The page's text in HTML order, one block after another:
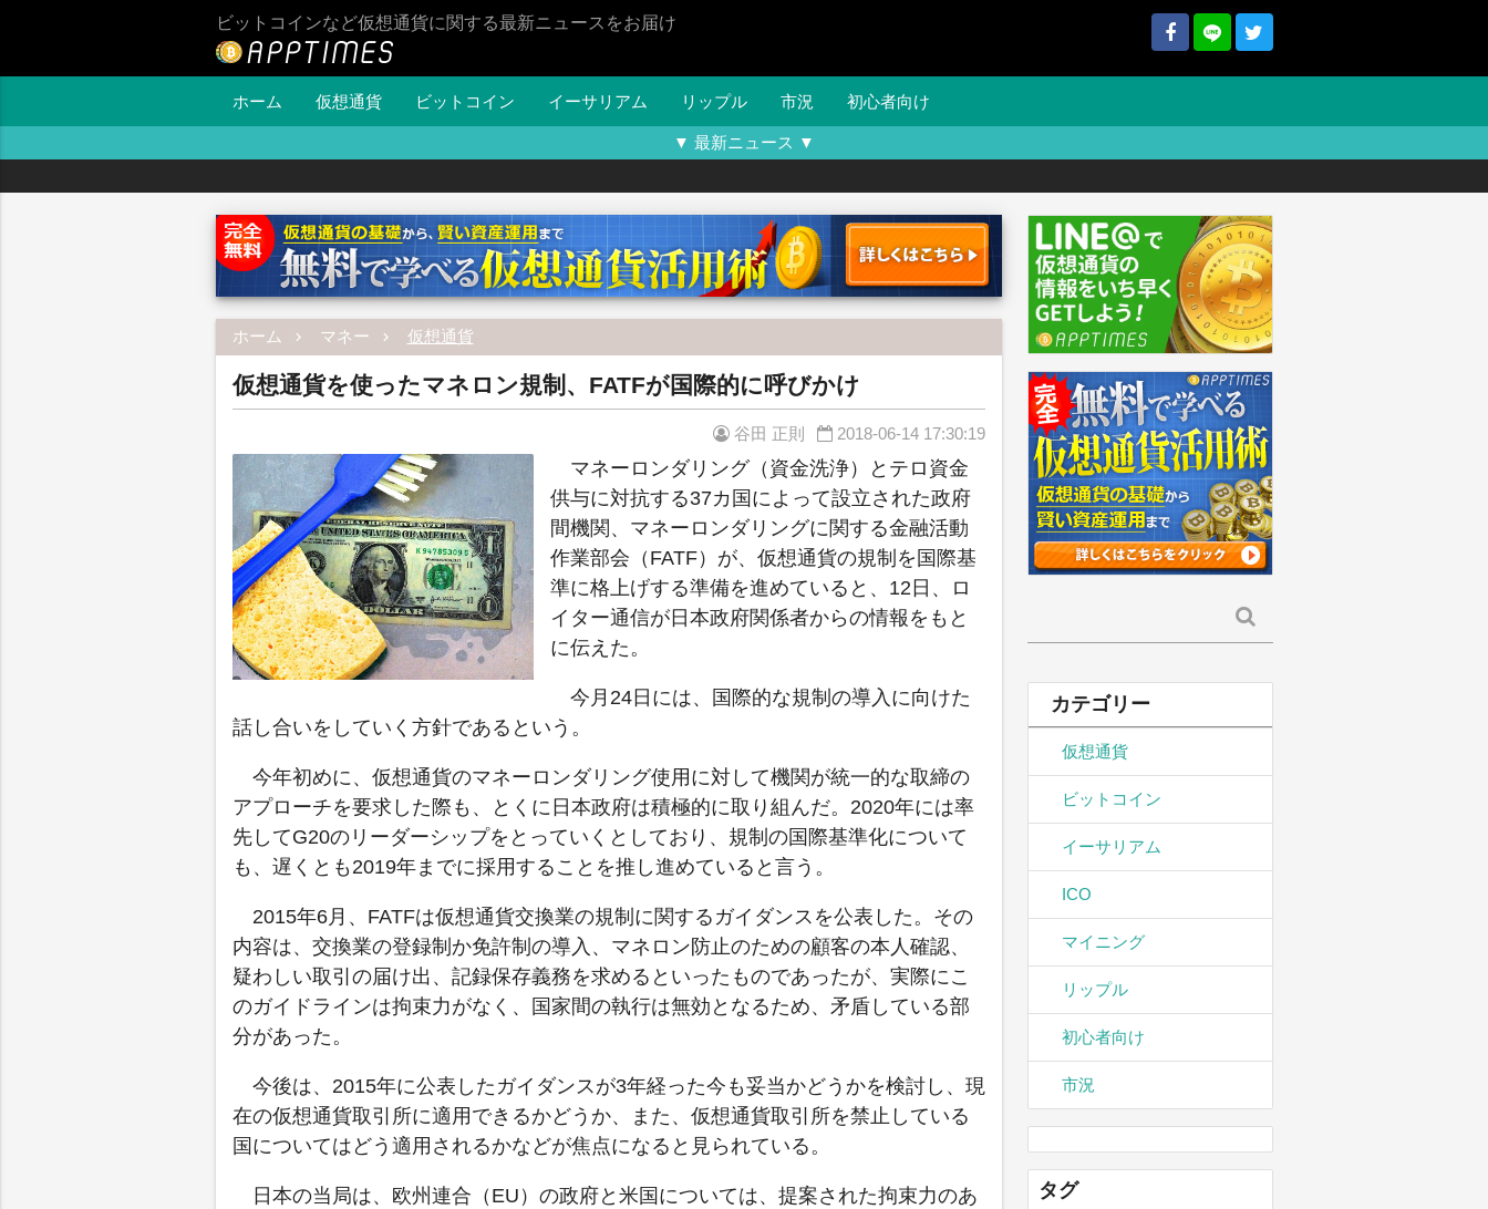
ビットコインなど仮想通貨に関する最新ニュースをお届け
ホーム 仮想通貨 ビットコイン イーサリアム リップル 市況 初心者向け
▼ 最新ニュース ▼
ホーム マネー 仮想通貨
仮想通貨を使ったマネロン規制、FATFが国際的に呼びかけ
谷田 正則 2018-06-14 17:30:19
マネーロンダリング（資金洗浄）とテロ資金
供与に対抗する37カ国によって設立された政府
間機関、マネーロンダリングに関する金融活動
作業部会（FATF）が、仮想通貨の規制を国際基
準に格上げする準備を進めていると、12日、ロ
イター通信が日本政府関係者からの情報をもと
に伝えた。
今月24日には、国際的な規制の導入に向けた
話し合いをしていく方針であるという。
今年初めに、仮想通貨のマネーロンダリング使用に対して機関が統一的な取締の
アプローチを要求した際も、とくに日本政府は積極的に取り組んだ。2020年には率
先してG20のリーダーシップをとっていくとしており、規制の国際基準化について
も、遅くとも2019年までに採用することを推し進めていると言う。
2015年6月、FATFは仮想通貨交換業の規制に関するガイダンスを公表した。その
内容は、交換業の登録制か免許制の導入、マネロン防止のための顧客の本人確認、
疑わしい取引の届け出、記録保存義務を求めるといったものであったが、実際にこ
のガイドラインは拘束力がなく、国家間の執行は無効となるため、矛盾している部
分があった。
今後は、2015年に公表したガイダンスが3年経った今も妥当かどうかを検討し、現
在の仮想通貨取引所に適用できるかどうか、また、仮想通貨取引所を禁止している
国についてはどう適用されるかなどが焦点になると見られている。
日本の当局は、欧州連合（EU）の政府と米国については、提案された拘束力のあ
索:
カテゴリー
仮想通貨
ビットコイン
イーサリアム
ICO
マイニング
リップル
初心者向け
市況
タグ